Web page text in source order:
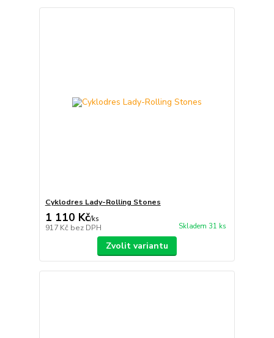
Cyklodres Lady-Rolling Stones
1 110 Kč/ks
917 Kč bez DPH Skladem 31 ks
Zvolit variantu